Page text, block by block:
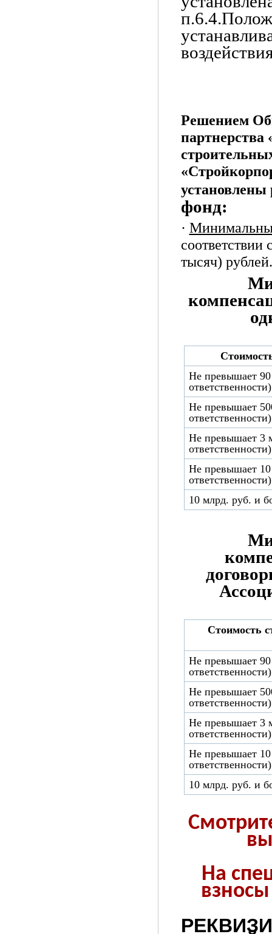
Решением
партнерства
установлены
фонд:
·
соответствии
тысяч) рублей.
Не превышает
ответственности)
Не превышает
ответственности)
Не превышает 3
ответственности)
Не превышает 10
ответственности)
10 млрд. руб. и
Стоимость
Не превышает
ответственности)
Не превышает
ответственности)
Не превышает 3
ответственности)
Не превышает 10
ответственности)
10 млрд. руб. и
На